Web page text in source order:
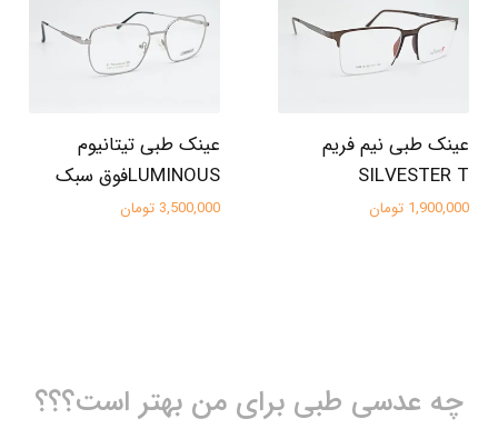
عینک طبی نیم فریم
SILVESTER T
1,900,000 تومان
عینک طبی تیتانیوم
LUMINOUSفوق سبک
3,500,000 تومان
چه عدسی طبی برای من بهتر است؟؟؟